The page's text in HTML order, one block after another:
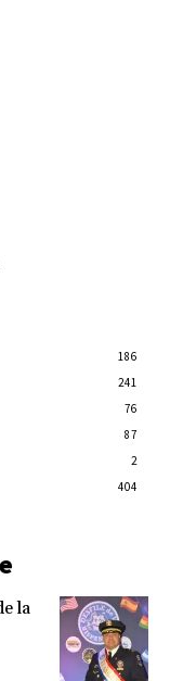
186
241
76
87
2
404
la